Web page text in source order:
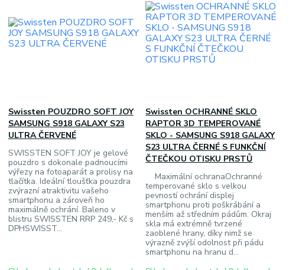
Swissten POUZDRO SOFT JOY
SAMSUNG S918 GALAXY S23
ULTRA ČERVENÉ
SWISSTEN SOFT JOY je gelové
pouzdro s dokonale padnoucími
výřezy na fotoaparát a prolisy na
tlačítka. Ideální tloušťka pouzdra
zvýrazní atraktivitu vašeho
smartphonu a zároveň ho
maximálně ochrání. Baleno v
blistru SWISSTEN RRP 249,- Kč s
DPHSWISST...
Swissten OCHRANNÉ SKLO
RAPTOR 3D TEMPEROVANÉ
SKLO - SAMSUNG S918 GALAXY
S23 ULTRA ČERNÉ S FUNKČNÍ
ČTEČKOU OTISKU PRSTŮ
Maximální ochranaOchranné
temperované sklo s velkou
pevností ochrání displej
smartphonu proti poškrábání a
menším až středním pádům. Okraj
skla má extrémně tvrzené
zaoblené hrany, díky nimž se
výrazně zvýší odolnost při pádu
smartphonu na hranu d...